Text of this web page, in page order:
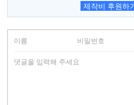
제작비 후원하기